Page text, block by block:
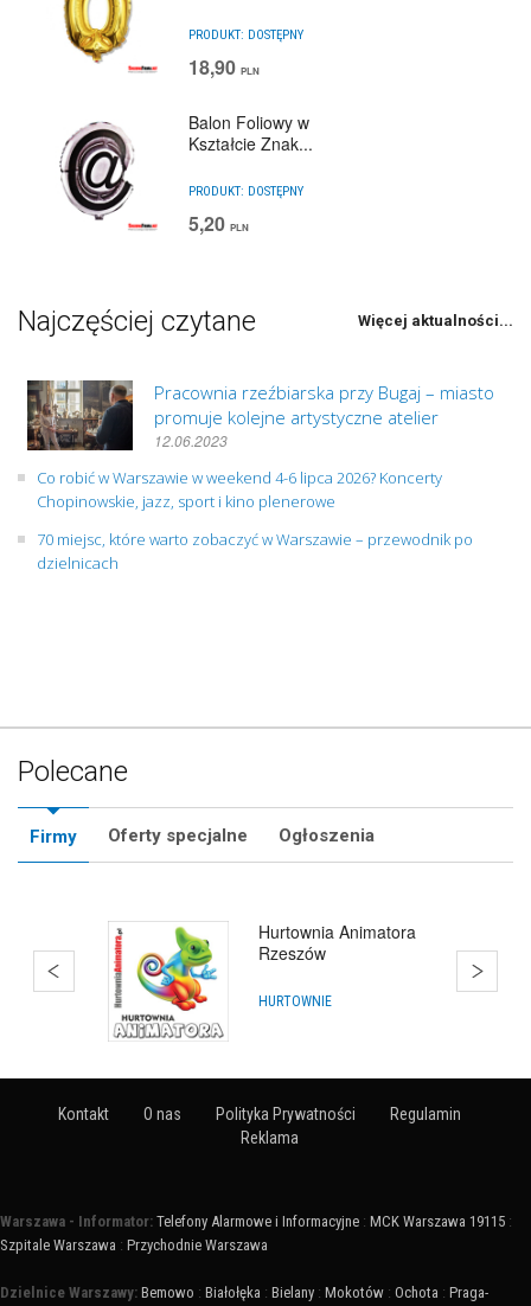
PRODUKT: DOSTĘPNY
18,90 PLN
Balon Foliowy w
Kształcie Znak...
PRODUKT: DOSTĘPNY
5,20 PLN
Najczęściej czytane Więcej aktualności...
Pracownia rzeźbiarska przy Bugaj – miasto
promuje kolejne artystyczne atelier
12.06.2023
Co robić w Warszawie w weekend 4-6 lipca 2026? Koncerty
Chopinowskie, jazz, sport i kino plenerowe
70 miejsc, które warto zobaczyć w Warszawie – przewodnik po
dzielnicach
Polecane
Firmy Oferty specjalne Ogłoszenia
Hurtownia Animatora
Rzeszów
HURTOWNIE
Kontakt O nas Polityka Prywatności
Regulamin
Reklama
Warszawa - Informator: Telefony Alarmowe i Informacyjne : MCK Warszawa 19115 :
Szpitale Warszawa : Przychodnie Warszawa
Dzielnice Warszawy: Bemowo : Białołęka : Bielany : Mokotów : Ochota : Praga-